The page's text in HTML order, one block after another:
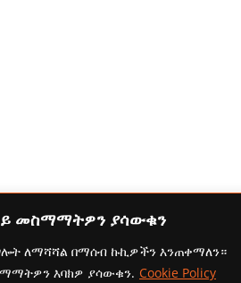
መስማማትዎን ያሳውቁን
ለማሻሻል በማሰብ ኩኪዎችን እንጠቀማለን።
እባክዎ ያሳውቁን. Cookie Policy